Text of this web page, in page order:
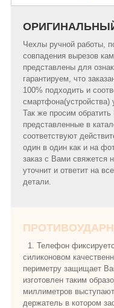
Чехлы ручной работы,
совпадения вырезов
представлены для
гарантируем, что
100% подходить и
смартфона(устройства)
Так же просим
представленные в
соответствуют
один в один как и на
заказ с Вами свяжется
уточнит и ответит на
детали.
1. Телефон
силиконовом
периметру защищает
изготовлен таким
миллиметров
держатель в котором